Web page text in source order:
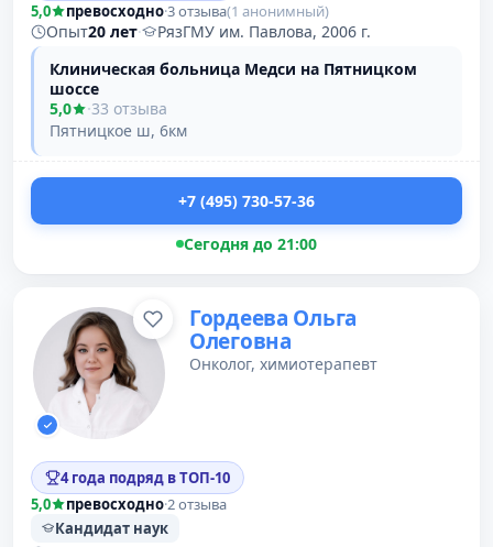
5,0
превосходно·3 отзыва(1 анонимный)
Опыт20 лет·
РязГМУ им. Павлова, 2006 г.
Клиническая больница Медси на Пятницком
шоссе
5,0
·33 отзыва
Пятницкое ш, 6км
+7 (495) 730-57-36
Сегодня до 21:00
Гордеева Ольга
Олеговна
Онколог, химиотерапевт
4 года подряд в ТОП-10
5,0
превосходно·2 отзыва
Кандидат наук